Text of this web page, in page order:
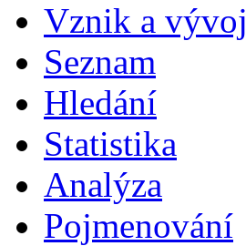
Vznik a vývoj
Seznam
Hledání
Statistika
Analýza
Pojmenování